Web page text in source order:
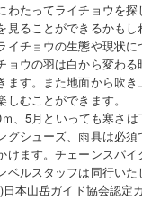
わたってライチョウを
見ることができるかも
イチョウの生態や現状に
ョウの羽は白から変わ
ます。また地面から吹
むことができます。
、5月といっても寒さ
グシューズ、雨具は必
けます。チェーンスパイ
ベルスタッフは同行い
本山岳ガイド協会認定